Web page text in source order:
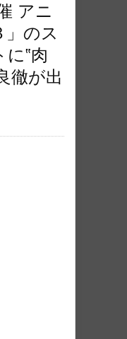
アニ
」のス
‟肉
徹が出